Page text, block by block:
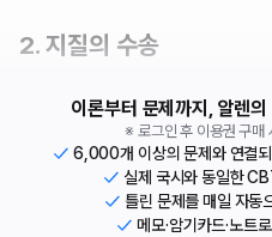
2. 지질의 수송
이론부터 문제까지, 알렌
※ 로그인 후 이용권 구매
6,000개 이상의 문제와 연결되
실제 국시와 동일한
틀린 문제를 매일 자동
메모·암기카드·노트